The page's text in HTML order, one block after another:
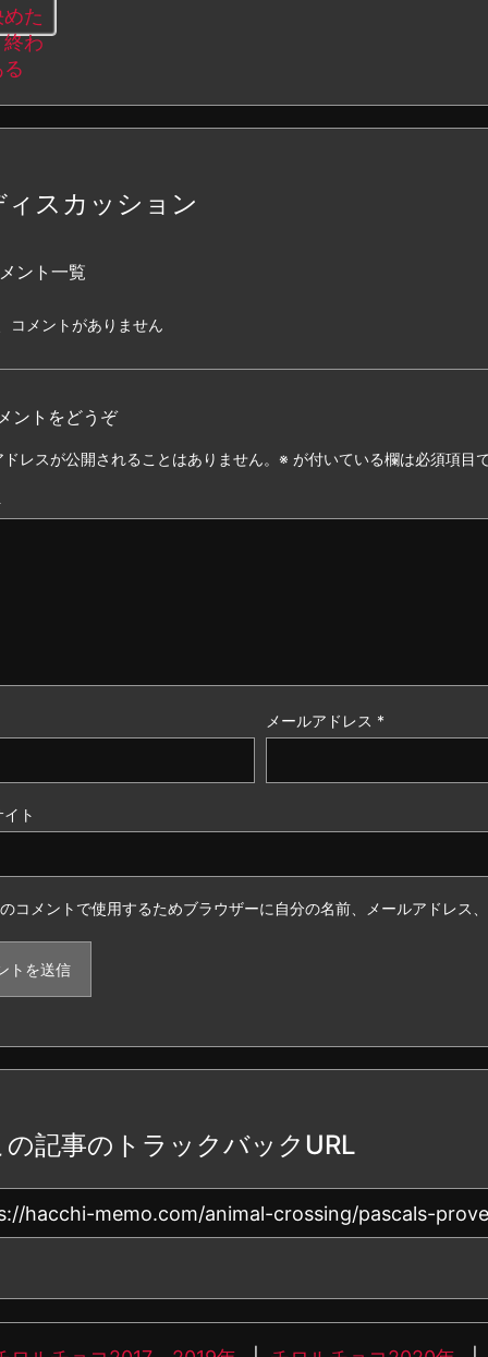
ィスカッション
ント一覧
コメントがありません
ントをどうぞ
レスが公開されることはありません。 ※ が付いている欄は必須項目
メールアドレス *
ト
コメントで使用するためブラウザーに自分の名前、メールアドレス
の記事のトラックバックURL